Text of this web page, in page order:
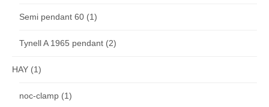
Semi pendant 60 (1)
Tynell A 1965 pendant (2)
HAY (1)
noc-clamp (1)